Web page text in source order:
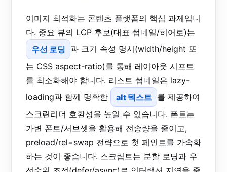
이미지 최적화는 콘텐츠 플랫폼의 핵심 과제입니
다. 중요 뷰의 LCP 후보(대표 썸네일/히어로)는
우선 로딩 과 크기 속성 명시(width/height 또
는 CSS aspect-ratio)를 통해 레이아웃 시프트
를 최소화해야 합니다. 리스트 썸네일은 lazy-
loading과 함께 명확한
alt 텍스트 를 제공하여
스크린리더 호환성을 높일 수 있습니다. 폰트는
가변 폰트/서브셋을 활용해 전송량을 줄이고,
preload/rel=swap 전략으로 첫 페인트를 가속화
하는 것이 좋습니다. 스크립트는 분할 로딩과 우